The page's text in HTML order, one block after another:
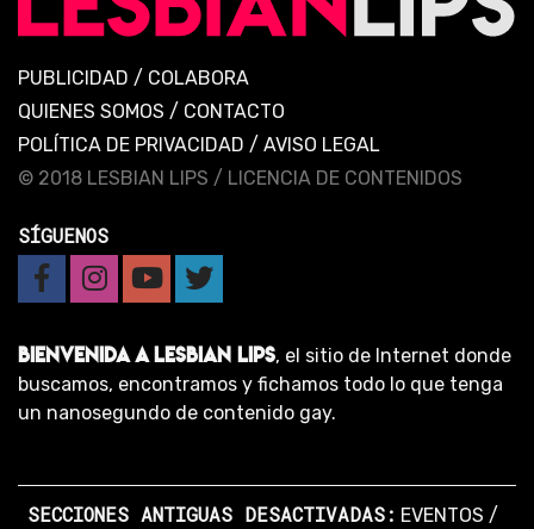
PUBLICIDAD / COLABORA
QUIENES SOMOS / CONTACTO
POLÍTICA DE PRIVACIDAD / AVISO LEGAL
© 2018 LESBIAN LIPS / LICENCIA DE CONTENIDOS
SÍGUENOS
BIENVENIDA A LESBIAN LIPS, el sitio de Internet donde
buscamos, encontramos y fichamos todo lo que tenga
un nanosegundo de contenido gay.
SECCIONES ANTIGUAS DESACTIVADAS: EVENTOS /